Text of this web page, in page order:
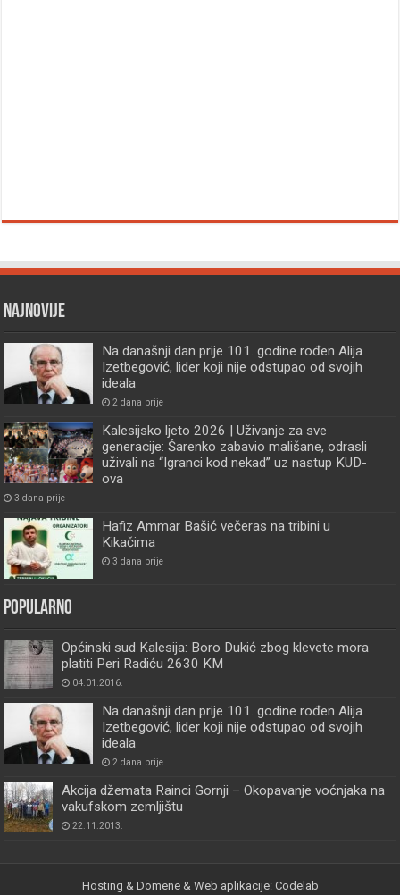
Najnovije
Na današnji dan prije 101. godine rođen Alija
Izetbegović, lider koji nije odstupao od svojih
ideala
2 dana prije
Kalesijsko ljeto 2026 | Uživanje za sve
generacije: Šarenko zabavio mališane, odrasli
uživali na “Igranci kod nekad” uz nastup KUD-
ova
3 dana prije
Hafiz Ammar Bašić večeras na tribini u
Kikačima
3 dana prije
Popularno
Općinski sud Kalesija: Boro Dukić zbog klevete mora
platiti Peri Radiću 2630 KM
04.01.2016.
Na današnji dan prije 101. godine rođen Alija
Izetbegović, lider koji nije odstupao od svojih
ideala
2 dana prije
Akcija džemata Rainci Gornji – Okopavanje voćnjaka na
vakufskom zemljištu
22.11.2013.
Hosting & Domene & Web aplikacije: Codelab